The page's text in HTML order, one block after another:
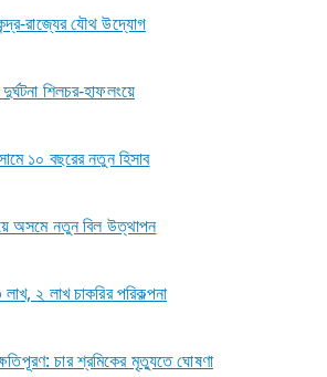
রাজ্যের যৌথ উদ্যোগ
দুর্ঘটনা শিলচর-হাফলংয়ে
১০ বছরের নতুন হিসাব
অসমে নতুন বিল উত্থাপন
২ লাখ চাকরির পরিকল্পনা
চার শ্রমিকের মৃত্যুতে ঘোষণা